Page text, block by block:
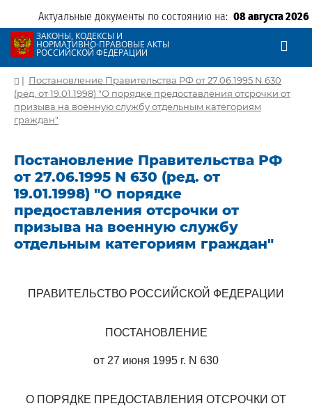
Актуальные документы по состоянию на: 08 августа 2026
ЗАКОНЫ, КОДЕКСЫ И
НОРМАТИВНО-ПРАВОВЫЕ АКТЫ
РОССИЙСКОЙ ФЕДЕРАЦИИ
| Постановление Правительства РФ от 27.06.1995 N 630
(ред. от 19.01.1998) "О порядке предоставления отсрочки от
призыва на военную службу отдельным категориям
граждан"
Постановление Правительства РФ
от 27.06.1995 N 630 (ред. от
19.01.1998) "О порядке
предоставления отсрочки от
призыва на военную службу
отдельным категориям граждан"
ПРАВИТЕЛЬСТВО РОССИЙСКОЙ ФЕДЕРАЦИИ
ПОСТАНОВЛЕНИЕ
от 27 июня 1995 г. N 630
О ПОРЯДКЕ ПРЕДОСТАВЛЕНИЯ ОТСРОЧКИ ОТ